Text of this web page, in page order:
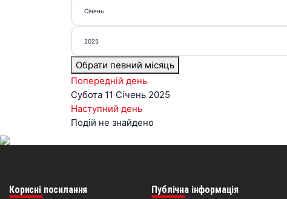
Обрати певний місяць
Попередній день
Субота 11 Січень 2025
Наступний день
Подій не знайдено
Корисні посилання Публічна інформація